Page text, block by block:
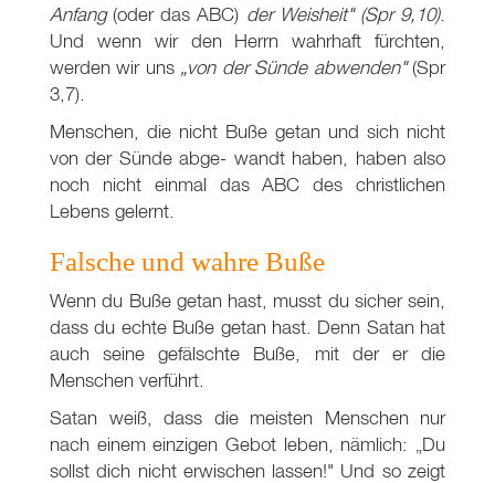
Anfang(oder das ABC) der Weisheit" (Spr 9,10).
Und wenn wir den Herrn wahrhaft fürchten,
werden wir uns „von der Sünde abwenden"(Spr
3,7).
Menschen, die nicht Buße getan und sich nicht
von der Sünde abge- wandt haben, haben also
noch nicht einmal das ABC des christlichen
Lebens gelernt.
Falsche und wahre Buße
Wenn du Buße getan hast, musst du sicher sein,
dass du echte Buße getan hast. Denn Satan hat
auch seine gefälschte Buße, mit der er die
Menschen verführt.
Satan weiß, dass die meisten Menschen nur
nach einem einzigen Gebot leben, nämlich: „Du
sollst dich nicht erwischen lassen!" Und so zeigt